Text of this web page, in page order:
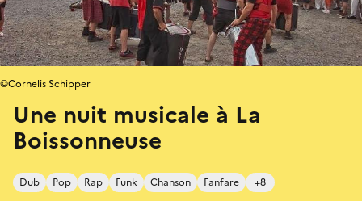
Une nuit musicale à La
Boissonneuse
Dub Pop Rap Funk Chanson Fanfare +8
©Cornelis Schipper